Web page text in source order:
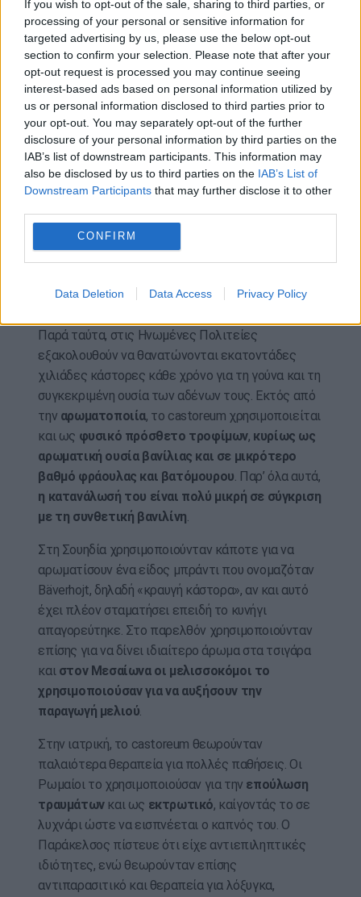
If you wish to opt-out of the sale, sharing to third parties, or
processing of your personal or sensitive information for
targeted advertising by us, please use the below opt-out
section to confirm your selection. Please note that after your
opt-out request is processed you may continue seeing
interest-based ads based on personal information utilized by
us or personal information disclosed to third parties prior to
your opt-out. You may separately opt-out of the further
disclosure of your personal information by third parties on the
IAB’s list of downstream participants. This information may
also be disclosed by us to third parties on the IAB’s List of
Downstream Participants that may further disclose it to other
CONFIRM
Data Deletion Data Access Privacy Policy
Στην πραγματικότητα, αποτελεί μία από τις
βασικές ουσίες που χρησιμοποιούνται στα
αρώματα μαζί με άλλες ζωικές ουσίες όπως το
μόσχο, το άμβρα, η σιβέτη και το hyraceum.
Εξάγεται από τους αδένες μέσω μιας χρονοβόρας
διαδικασίας σύνθλιψης, ξήρανσης και ανάμιξης με
αλκοόλ, η οποία απαιτεί δύο χρόνια ωρίμανσης.
Παρότι στην καθαρή του μορφή έχει υπερβολικά
έντονη μυρωδιά, όταν αραιώνεται αποκτά πιο
ήπιο άρωμα που θυμίζει δέρμα. Χρησιμοποιείται
κυρίως σε ανδρικά αρώματα με ξυλώδεις ή
ανατολίτικες νότες. Ωστόσο, πλέον
όλο και περισσότερο οι συνθετικές
ζώων.
Παρά ταύτα, στις Ηνωμένες Πολιτείες
εξακολουθούν να θανατώνονται εκατοντάδες
χιλιάδες κάστορες κάθε χρόνο για τη γούνα και τη
συγκεκριμένη ουσία των αδένων τους. Εκτός από
την αρωματοποιία, το castoreum χρησιμοποιείται
και ως φυσικό πρόσθετο τροφίμων, κυρίως ως
αρωματική ουσία βανίλιας και σε μικρότερο
βαθμό φράουλας και βατόμουρου. Παρ’ όλα αυτά,
η κατανάλωσή του είναι πολύ μικρή σε σύγκριση
με τη συνθετική βανιλίνη.
Στη Σουηδία χρησιμοποιούνταν κάποτε για να
αρωματίσουν ένα είδος μπράντι που ονομαζόταν
Bäverhojt, δηλαδή «κραυγή κάστορα», αν και αυτό
έχει πλέον σταματήσει επειδή το κυνήγι
απαγορεύτηκε. Στο παρελθόν χρησιμοποιούνταν
επίσης για να δίνει ιδιαίτερο άρωμα στα τσιγάρα
και στον Μεσαίωνα οι μελισσοκόμοι το
χρησιμοποιούσαν για να αυξήσουν την
παραγωγή μελιού.
Στην ιατρική, το castoreum θεωρούνταν
παλαιότερα θεραπεία για πολλές παθήσεις. Οι
Ρωμαίοι το χρησιμοποιούσαν για την επούλωση
τραυμάτωνκαι ως εκτρωτικό, καίγοντάς το σε
λυχνάρι ώστε να εισπνέεται ο καπνός του. Ο
Παράκελσος πίστευε ότι είχε αντιεπιληπτικές
ιδιότητες, ενώ θεωρούνταν επίσης
αντιπαρασιτικό και θεραπεία για λόξυγκα,